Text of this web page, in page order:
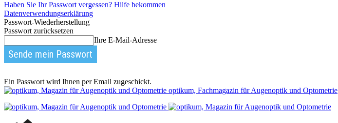
Haben Sie Ihr Passwort vergessen? Hilfe bekommen
Datenverwendungserklärung
Passwort-Wiederherstellung
Passwort zurücksetzen
Ihre E-Mail-Adresse
Ein Passwort wird Ihnen per Email zugeschickt.
optikum, Fachmagazin für Augenoptik und Optometrie